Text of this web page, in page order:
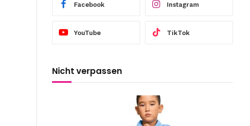
Facebook Instagram
YouTube TikTok
Nicht verpassen